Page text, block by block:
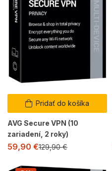
Pridať do košíka
AVG Secure VPN (10
zariadení, 2 roky)
59,90 €129,90€